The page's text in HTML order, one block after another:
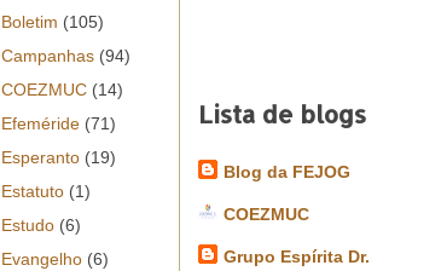
Boletim (105)
Campanhas (94)
COEZMUC (14)
Efeméride (71)
Esperanto (19)
Estatuto (1)
Estudo (6)
Evangelho (6)
Lista de blogs
Blog da FEJOG
COEZMUC
Grupo Espírita Dr.